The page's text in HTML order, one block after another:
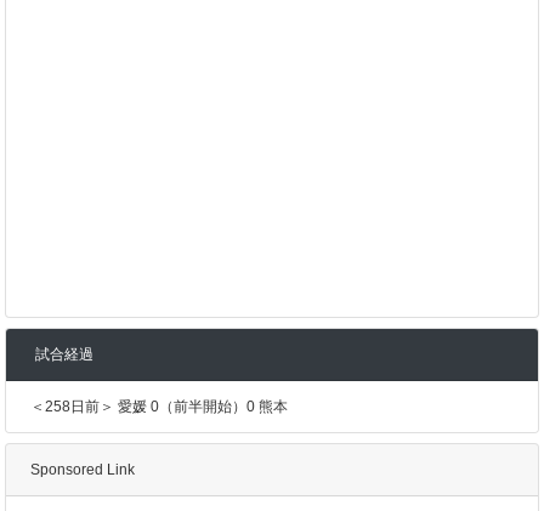
試合経過
＜258日前＞ 愛媛 0（前半開始）0 熊本
Sponsored Link